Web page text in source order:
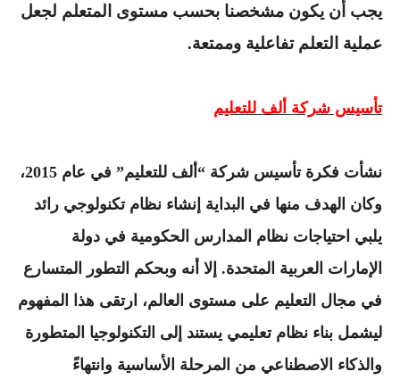
يجب أن يكون مشخصنا بحسب مستوى المتعلم لجعل
عملية التعلم تفاعلية وممتعة.
تأسيس شركة ألف للتعليم
نشأت فكرة تأسيس شركة “ألف للتعليم” في عام 2015،
وكان الهدف منها في البداية إنشاء نظام تكنولوجي رائد
يلبي احتياجات نظام المدارس الحكومية في دولة
الإمارات العربية المتحدة. إلا أنه وبحكم التطور المتسارع
في مجال التعليم على مستوى العالم، ارتقى هذا المفهوم
ليشمل بناء نظام تعليمي يستند إلى التكنولوجيا المتطورة
والذكاء الاصطناعي من المرحلة الأساسية وانتهاءً